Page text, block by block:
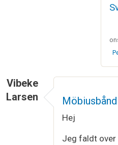
Vibeke
Larsen
Möbiusbånd
Hej
Jeg faldt over